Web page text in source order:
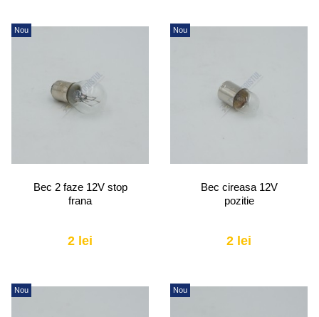
Nou
Bec 2 faze 12V stop
frana
2 lei
Nou
Bec cireasa 12V
pozitie
2 lei
Nou Nou